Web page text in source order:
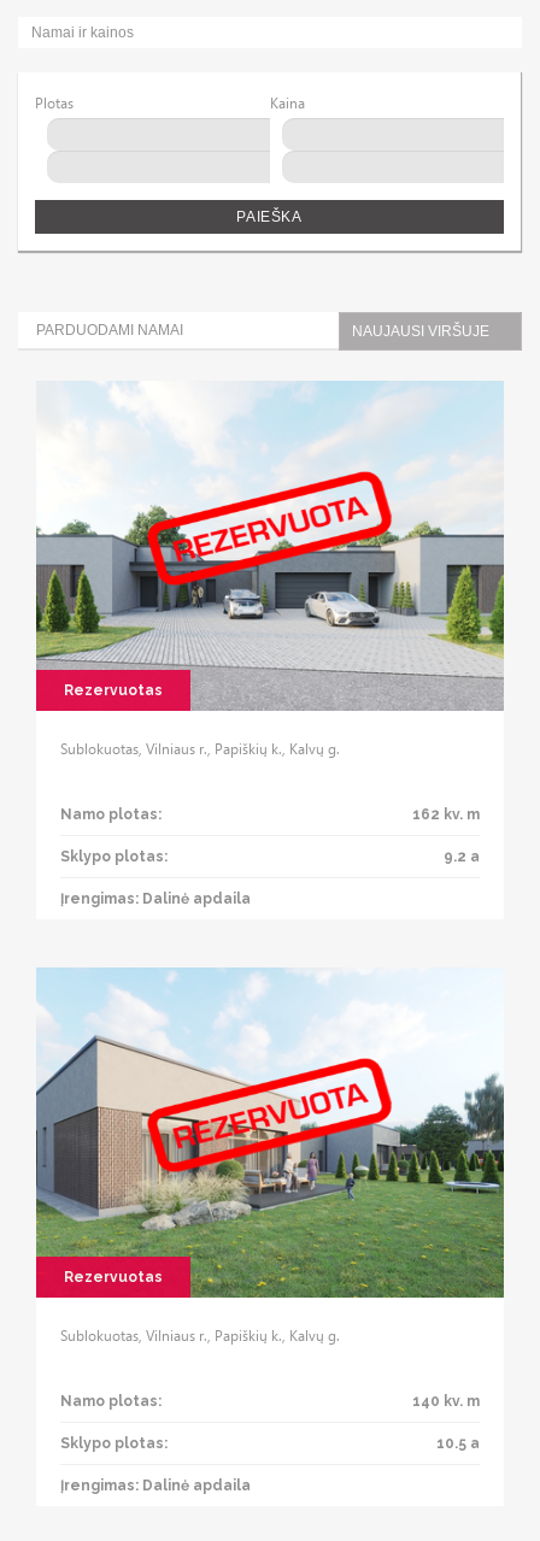
Namai ir kainos
Plotas Kaina
PAIEŠKA
PARDUODAMI NAMAI NAUJAUSI VIRŠUJE
Rezervuotas
Sublokuotas, Vilniaus r., Papiškių k., Kalvų g.
Namo plotas: 162 kv. m
Sklypo plotas: 9.2 a
Įrengimas: Dalinė apdaila
Rezervuotas
Sublokuotas, Vilniaus r., Papiškių k., Kalvų g.
Namo plotas: 140 kv. m
Sklypo plotas: 10.5 a
Įrengimas: Dalinė apdaila